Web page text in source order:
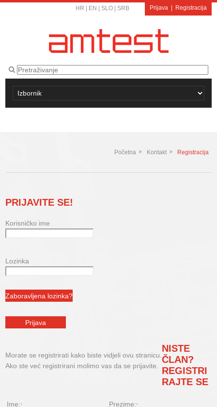
HR EN SLO| SRB Prijava| Registracija
Početna Kontakt Registracija
PRIJAVITE SE!
Korisničko ime
Lozinka
Morate se registrirati kako biste vidjeli ovu stranicu.
Ako ste već registrirani molimo vas da se prijavite.
NISTE
ČLAN?
REGISTRI
RAJTE SE
Ime:* Prezime:*